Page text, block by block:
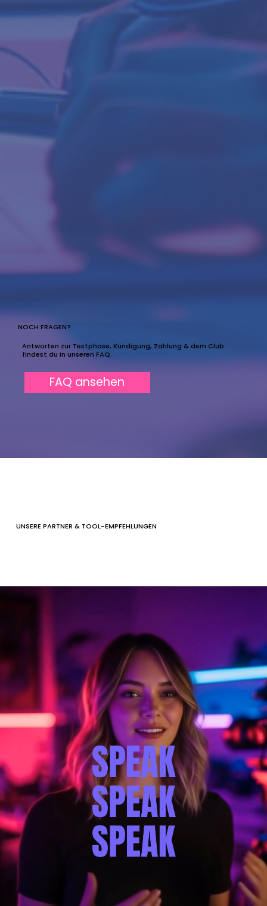
NOCH FRAGEN?
Antworten zur Testphase, Kündigung, Zahlung & dem Club
findest du in unseren FAQ.
FAQ ansehen
UNSERE PARTNER & TOOL-EMPFEHLUNGEN